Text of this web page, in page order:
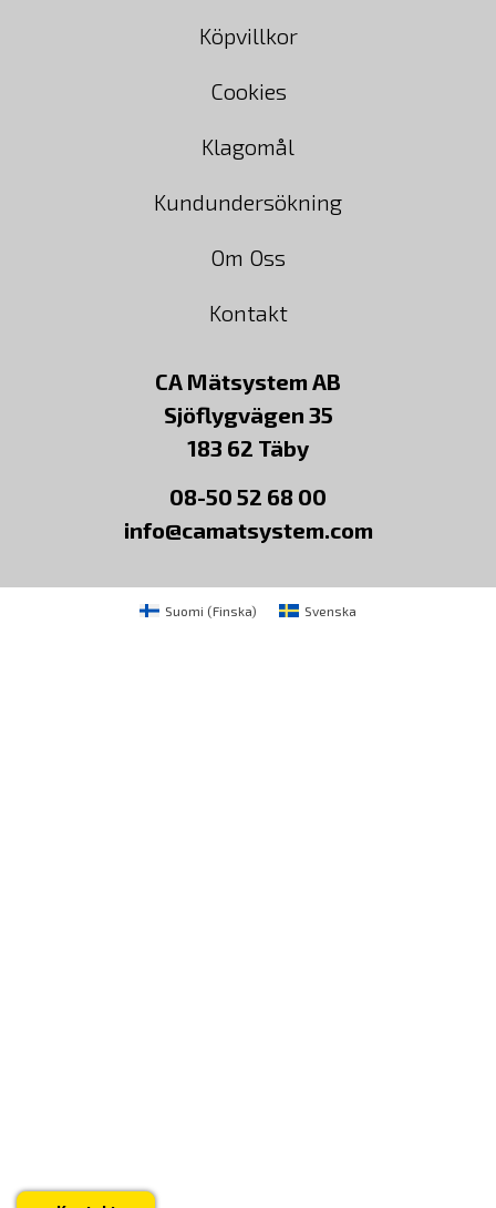
Köpvillkor
Cookies
Klagomål
Kundundersökning
Om Oss
Kontakt
CA Mätsystem AB
Sjöflygvägen 35
183 62 Täby
08-50 52 68 00
info@camatsystem.com
Suomi (Finska) Svenska